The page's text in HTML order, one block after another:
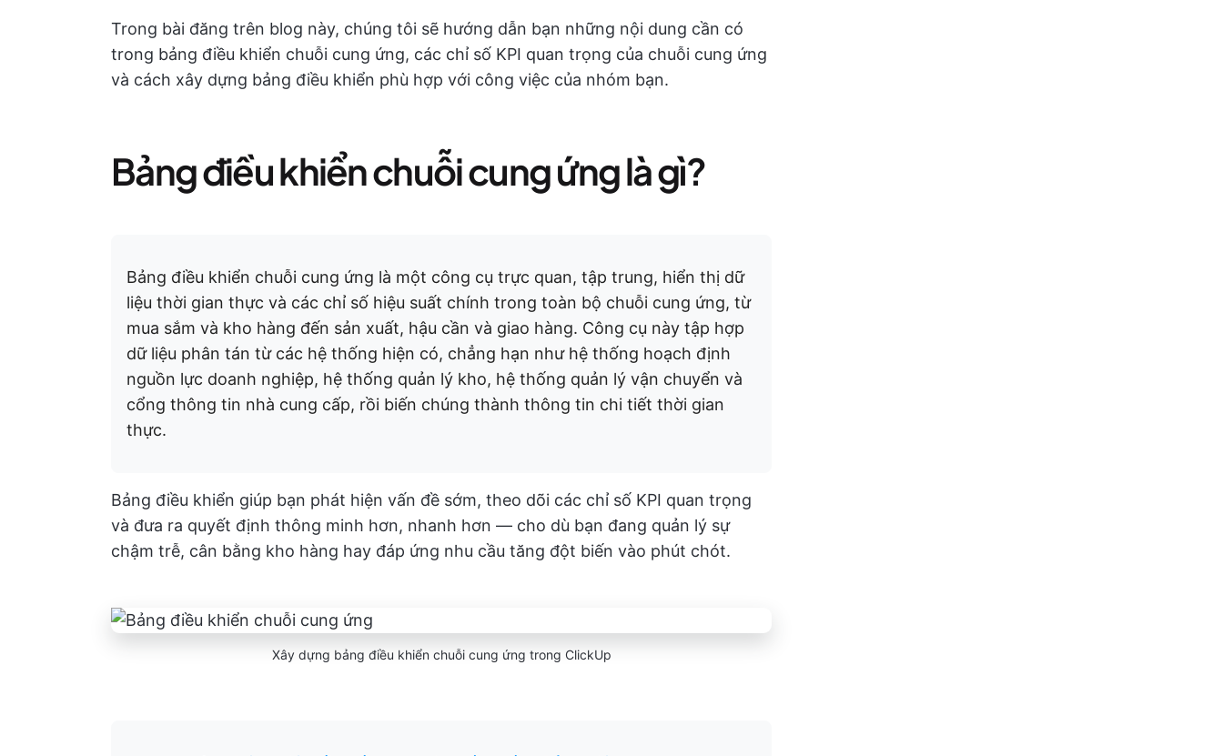
Trong bài đăng trên blog này, chúng tôi sẽ hướng dẫn bạn những nội dung cần có
trong bảng điều khiển chuỗi cung ứng, các chỉ số KPI quan trọng của chuỗi cung ứng
và cách xây dựng bảng điều khiển phù hợp với công việc của nhóm bạn.
Bảng điều khiển chuỗi cung ứng là gì?
Bảng điều khiển chuỗi cung ứng là một công cụ trực quan, tập trung, hiển thị dữ
liệu thời gian thực và các chỉ số hiệu suất chính trong toàn bộ chuỗi cung ứng, từ
mua sắm và kho hàng đến sản xuất, hậu cần và giao hàng. Công cụ này tập hợp
dữ liệu phân tán từ các hệ thống hiện có, chẳng hạn như hệ thống hoạch định
nguồn lực doanh nghiệp, hệ thống quản lý kho, hệ thống quản lý vận chuyển và
cổng thông tin nhà cung cấp, rồi biến chúng thành thông tin chi tiết thời gian
thực.
Bảng điều khiển giúp bạn phát hiện vấn đề sớm, theo dõi các chỉ số KPI quan trọng
và đưa ra quyết định thông minh hơn, nhanh hơn — cho dù bạn đang quản lý sự
chậm trễ, cân bằng kho hàng hay đáp ứng nhu cầu tăng đột biến vào phút chót.
Xây dựng bảng điều khiển chuỗi cung ứng trong ClickUp